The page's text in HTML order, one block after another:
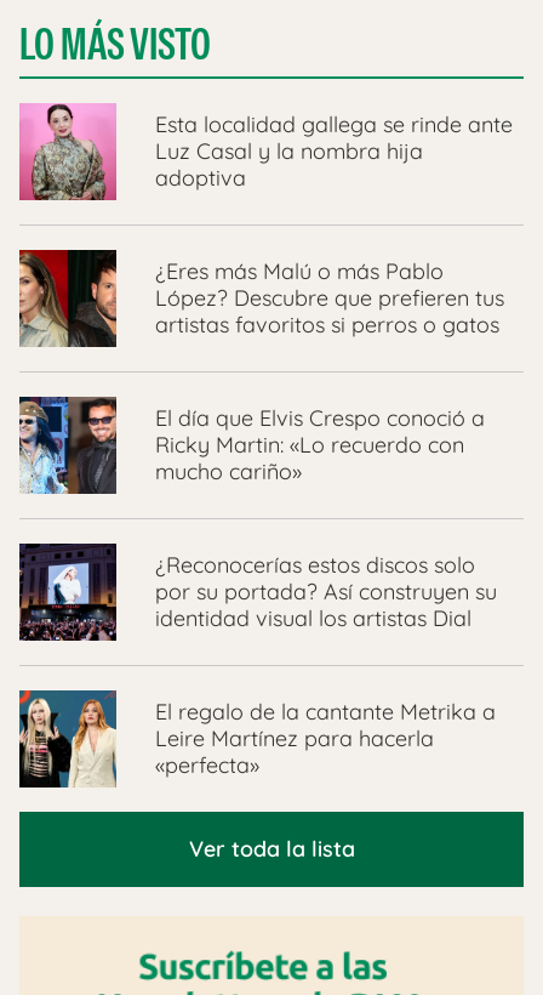
LO MÁS VISTO
Esta localidad gallega se rinde ante
Luz Casal y la nombra hija
adoptiva
¿Eres más Malú o más Pablo
López? Descubre que prefieren tus
artistas favoritos si perros o gatos
El día que Elvis Crespo conoció a
Ricky Martin: «Lo recuerdo con
mucho cariño»
¿Reconocerías estos discos solo
por su portada? Así construyen su
identidad visual los artistas Dial
El regalo de la cantante Metrika a
Leire Martínez para hacerla
«perfecta»
Ver toda la lista